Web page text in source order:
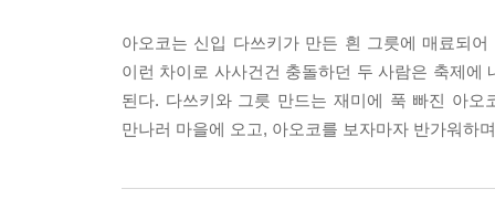
아오코는 신입 다쓰키가 만든 흰 그릇에 매료되
이런 차이로 사사건건 충돌하던 두 사람은 축제
된다. 다쓰키와 그릇 만드는 재미에 푹 빠진 아
만나러 마을에 오고, 아오코를 보자마자 반가워하